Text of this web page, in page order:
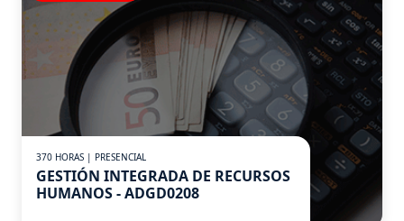
370 HORAS | PRESENCIAL
GESTIÓN INTEGRADA DE RECURSOS
HUMANOS - ADGD0208